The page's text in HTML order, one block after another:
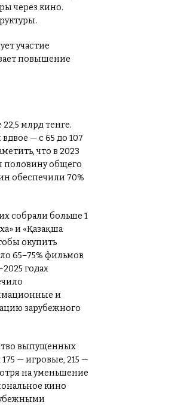
через кино.
участие
повышение
млрд тенге.
— с 65 до 107
что в 2023
половину общего
обеспечили 70%
собрали больше 1
и «Қазақша
окупить
65–75% фильмов
годах
и
зарубежного
выпущенных
— игровые, 215 —
на уменьшение
кино